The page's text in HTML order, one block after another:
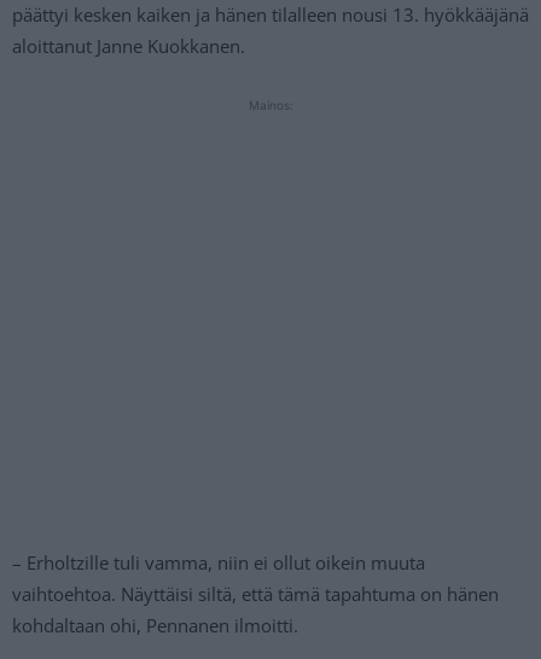
päättyi kesken kaiken ja hänen tilalleen nousi 13. hyökkääjänä
aloittanut Janne Kuokkanen.
Mainos:
– Erholtzille tuli vamma, niin ei ollut oikein muuta
vaihtoehtoa. Näyttäisi siltä, että tämä tapahtuma on hänen
kohdaltaan ohi, Pennanen ilmoitti.